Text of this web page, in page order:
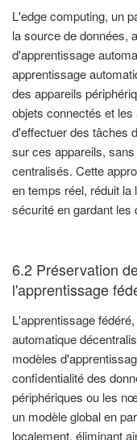
L'edge computing, un
la source de données,
d'apprentissage
apprentissage
des appareils
objets connectés et
d'effectuer des tâches
sur ces appareils,
centralisés. Cette
en temps réel, réduit la
sécurité en gardant
6.2 Préservation
l'apprentissage
L'apprentissage
automatique
modèles
confidentialité des
périphériques ou les
un modèle global en
localement, éliminant